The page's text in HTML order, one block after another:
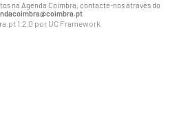
na Agenda Coimbra, contacte-nos através do
1.2.0 por UC Framework